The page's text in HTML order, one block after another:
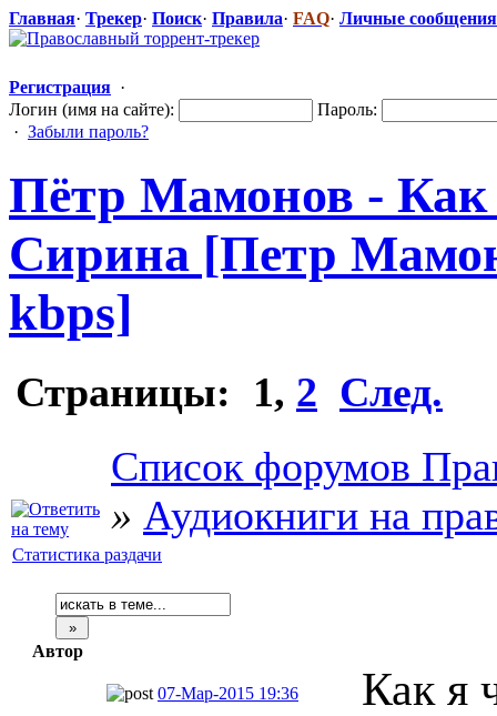
Главная· Трекер· Поиск· Правила· FAQ· Личные сообщения
Регистрация ·
Логин (имя на сайте):
Пароль:
· Забыли пароль?
Пётр Мамонов - Как
Сирина [Петр
kbps]
Страницы: 1, 2 След.
Список форумов
» Аудиокниги на
Статистика раздачи
Автор
07-Мар-2015 19:36 Как я